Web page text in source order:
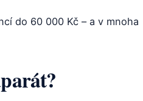
do 60 000 Kč – a v mnoha